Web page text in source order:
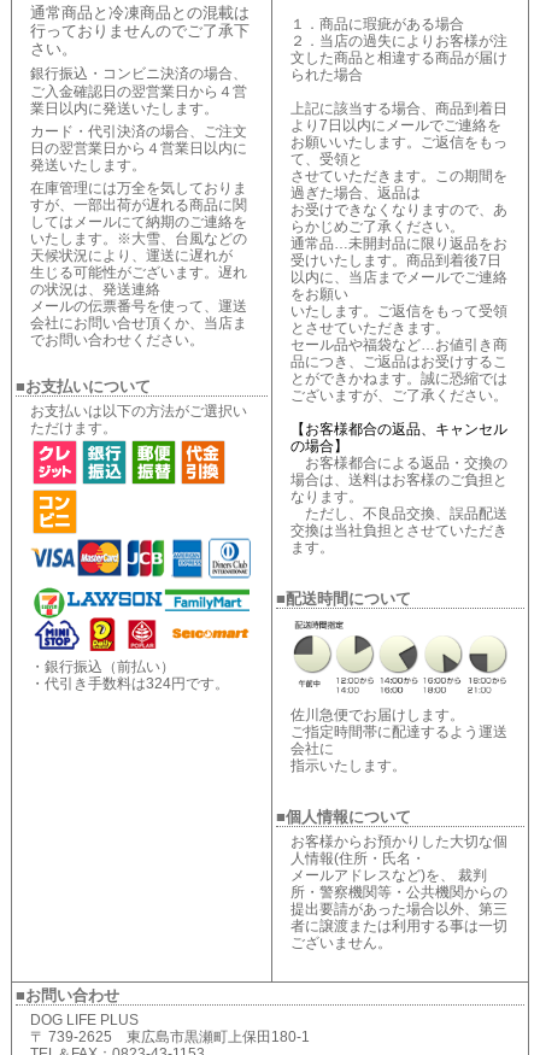
通常商品と冷凍商品との混載は
行っておりませんのでご了承下
さい。
銀行振込・コンビニ決済の場合、
ご入金確認日の翌営業日から４営
業日以内に発送いたします。
カード・代引決済の場合、ご注文
日の翌営業日から４営業日以内に
発送いたします。
在庫管理には万全を気しておりま
すが、一部出荷が遅れる商品に関
してはメールにて納期のご連絡を
いたします。※大雪、台風などの
天候状況により、運送に遅れが
生じる可能性がございます。遅れ
の状況は、発送連絡
メールの伝票番号を使って、運送
会社にお問い合せ頂くか、当店ま
でお問い合わせください。
■お支払いについて
お支払いは以下の方法がご選択い
ただけます。
・銀行振込（前払い）
・代引き手数料は324円です。
１．商品に瑕疵がある場合
２．当店の過失によりお客様が注
文した商品と相違する商品が届け
られた場合
上記に該当する場合、商品到着日
より7日以内にメールでご連絡を
お願いいたします。ご返信をもっ
て、受領と
させていただきます。この期間を
過ぎた場合、返品は
お受けできなくなりますので、あ
らかじめご了承ください。
通常品…未開封品に限り返品をお
受けいたします。商品到着後7日
以内に、当店までメールでご連絡
をお願い
いたします。ご返信をもって受領
とさせていただきます。
セール品や福袋など…お値引き商
品につき、ご返品はお受けするこ
とができかねます。誠に恐縮では
ございますが、ご了承ください。
【お客様都合の返品、キャンセル
の場合】
お客様都合による返品・交換の
場合は、送料はお客様のご負担と
なります。
ただし、不良品交換、誤品配送
交換は当社負担とさせていただき
ます。
■配送時間について
佐川急便でお届けします。
ご指定時間帯に配達するよう運送
会社に
指示いたします。
■個人情報について
お客様からお預かりした大切な個
人情報(住所・氏名・
メールアドレスなど)を、 裁判
所・警察機関等・公共機関からの
提出要請があった場合以外、第三
者に譲渡または利用する事は一切
ございません。
■お問い合わせ
DOG LIFE PLUS
〒 739-2625 東広島市黒瀬町上保田180-1